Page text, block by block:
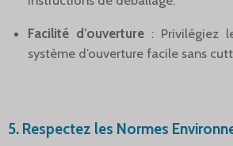
Facilité d’ouverture : Privilégiez
système d’ouverture facile sans
5. Respectez les Normes